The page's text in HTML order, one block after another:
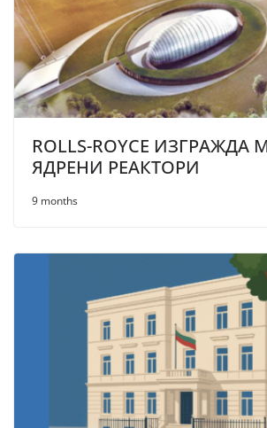
ROLLS-ROYCE
ЯДРЕНИ РЕАКТОРИ
9 months